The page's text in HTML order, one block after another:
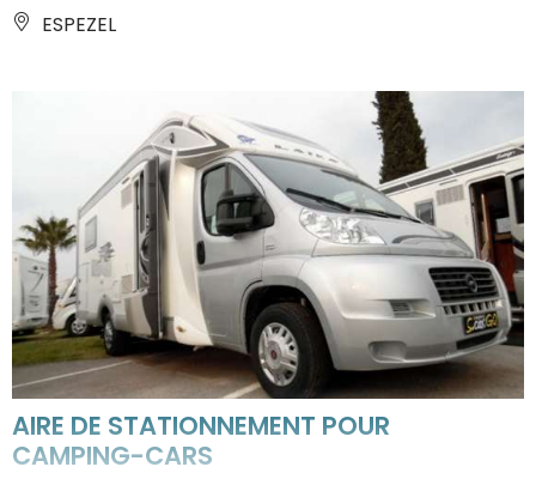
ESPEZEL
AIRE DE STATIONNEMENT POUR
CAMPING-CARS